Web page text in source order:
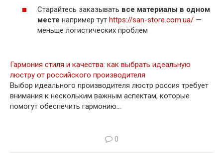
Старайтесь заказывать все материалы в одном
месте например тут https://san-store.com.ua/ —
меньше логистических проблем
Гармония стиля и качества: как выбрать идеальную
люстру от российского производителя
Выбор идеального производителя люстр россия требует
внимания к нескольким важным аспектам, которые
помогут обеспечить гармонию…
0